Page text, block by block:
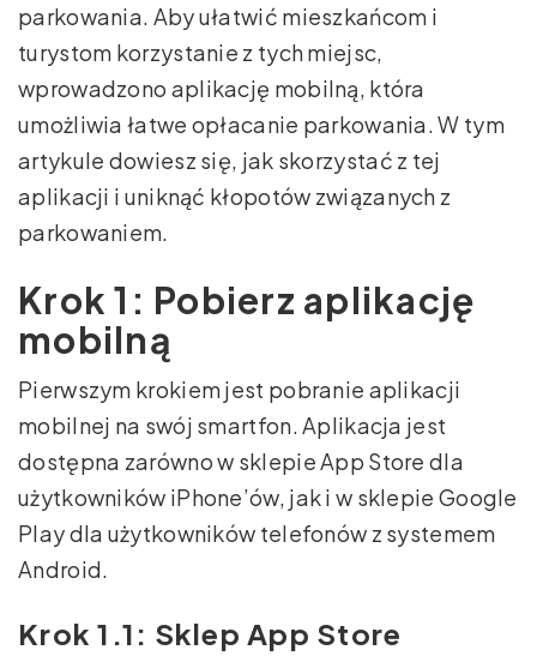
parkowania. Aby ułatwić mieszkańcom i
turystom korzystanie z tych miejsc,
wprowadzono aplikację mobilną, która
umożliwia łatwe opłacanie parkowania. W tym
artykule dowiesz się, jak skorzystać z tej
aplikacji i uniknąć kłopotów związanych z
parkowaniem.
Krok 1: Pobierz aplikację
mobilną
Pierwszym krokiem jest pobranie aplikacji
mobilnej na swój smartfon. Aplikacja jest
dostępna zarówno w sklepie App Store dla
użytkowników iPhone’ów, jak i w sklepie Google
Play dla użytkowników telefonów z systemem
Android.
Krok 1.1: Sklep App Store